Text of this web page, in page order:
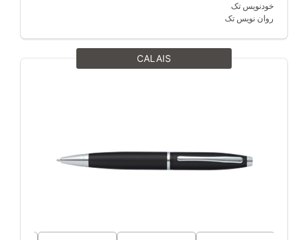
خودنویس تک
روان نویس تک
CALAIS